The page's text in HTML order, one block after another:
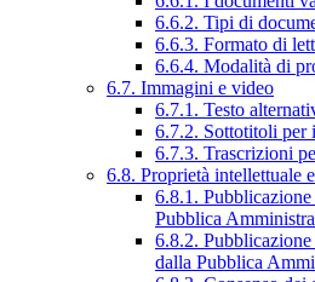
6.6.2. Tipi di
6.6.3. Formato di
6.6.4. Modalità di
6.7. Immagini e video
6.7.1. Testo
6.7.2. Sottotitoli per
6.7.3. Trascrizioni
6.8. Proprietà intellettuale
6.8.1.
Pubblica
6.8.2.
dalla Pubblica